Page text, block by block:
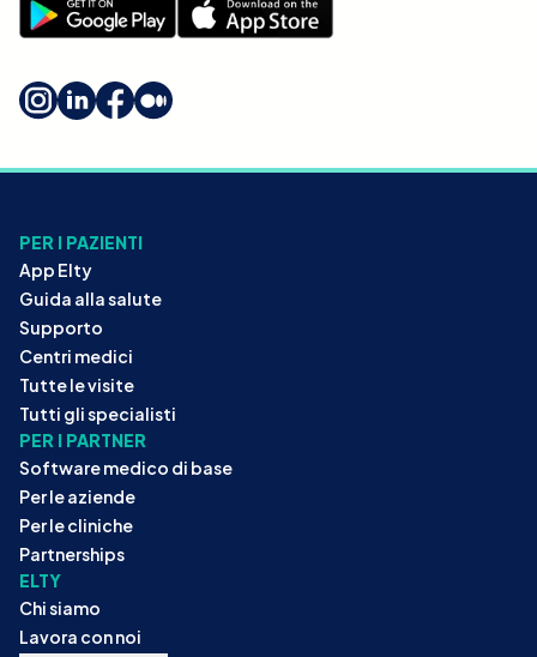
PER I PAZIENTI
App Elty
Guida alla salute
Supporto
Centri medici
Tutte le visite
Tutti gli specialisti
PER I PARTNER
Software medico di base
Per le aziende
Per le cliniche
Partnerships
ELTY
Chi siamo
Lavora con noi